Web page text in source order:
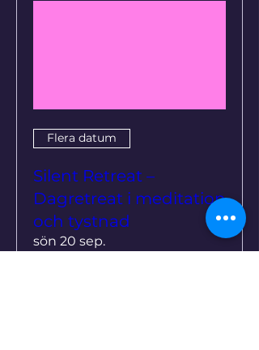
Flera datum
Silent Retreat –
Dagretreat i meditation
och tystnad
sön 20 sep.